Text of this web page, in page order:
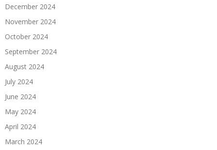
December 2024
November 2024
October 2024
September 2024
August 2024
July 2024
June 2024
May 2024
April 2024
March 2024